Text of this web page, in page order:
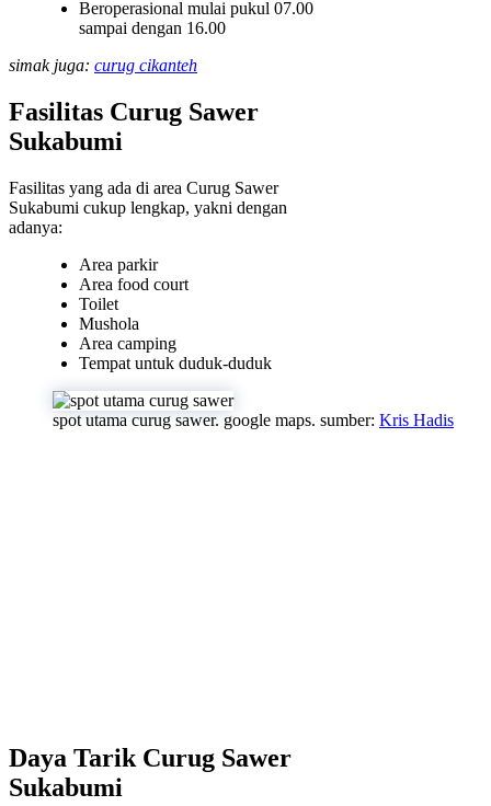
Beroperasional mulai pukul 07.00
sampai dengan 16.00
simak juga: curug cikanteh
Fasilitas Curug Sawer
Sukabumi
Fasilitas yang ada di area Curug Sawer
Sukabumi cukup lengkap, yakni dengan
adanya:
Area parkir
Area food court
Toilet
Mushola
Area camping
Tempat untuk duduk-duduk
spot utama curug sawer. google maps. sumber: Kris Hadis
Daya Tarik Curug Sawer
Sukabumi